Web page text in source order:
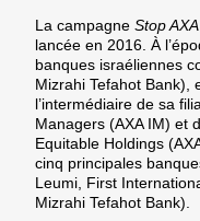
La campagne Stop
lancée en 2016. À
banques israéliennes
Mizrahi Tefahot Bank),
l’intermédiaire de sa
Managers (AXA IM) et
Equitable Holdings
cinq principales
Leumi, First
Mizrahi Tefahot Bank).